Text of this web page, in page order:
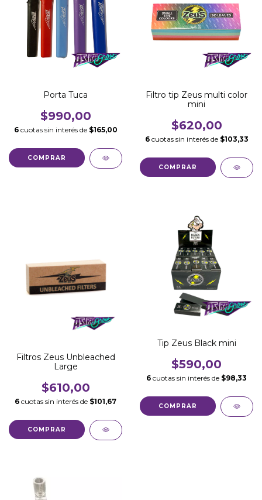
Porta Tuca
$990,00
6 cuotas sin interés de $165,00
Filtro tip Zeus multi color
mini
$620,00
6 cuotas sin interés de $103,33
Filtros Zeus Unbleached
Large
$610,00
6 cuotas sin interés de $101,67
Tip Zeus Black mini
$590,00
6 cuotas sin interés de $98,33